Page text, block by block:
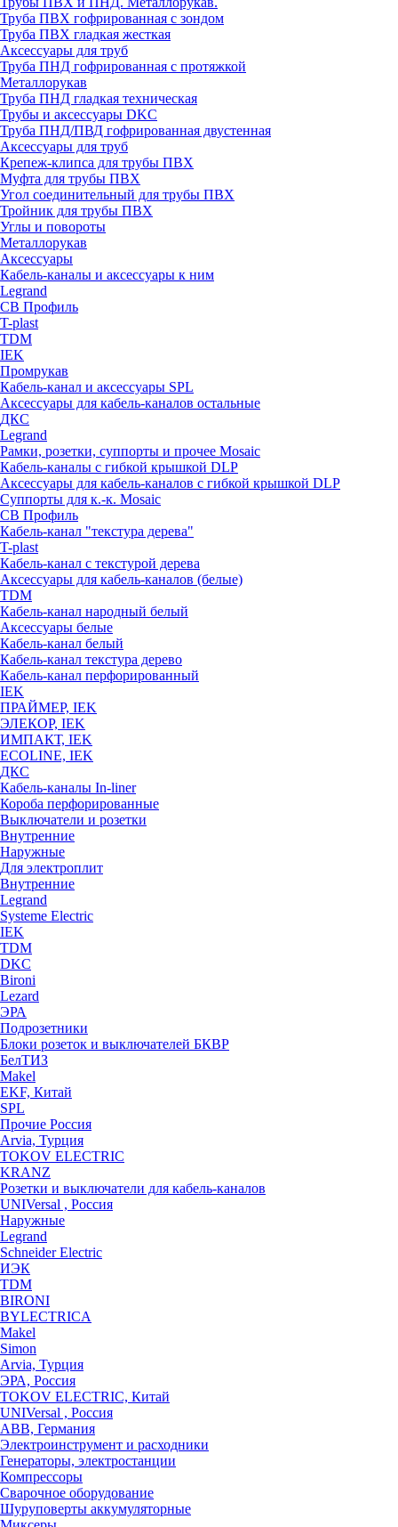
Труба ПВХ гофрированная с зондом
Труба ПВХ гладкая жесткая
Аксессуары для труб
Труба ПНД гофрированная с протяжкой
Металлорукав
Труба ПНД гладкая техническая
Трубы и аксессуары DKC
Труба ПНД/ПВД гофрированная двустенная
Аксессуары для труб
Крепеж-клипса для трубы ПВХ
Муфта для трубы ПВХ
Угол соединительный для трубы ПВХ
Тройник для трубы ПВХ
Углы и повороты
Металлорукав
Аксессуары
Кабель-каналы и аксессуары к ним
Legrand
СВ Профиль
T-plast
TDM
IEK
Промрукав
Кабель-канал и аксессуары SPL
Аксессуары для кабель-каналов остальные
ДКС
Legrand
Рамки, розетки, суппорты и прочее Mosaic
Кабель-каналы с гибкой крышкой DLP
Аксессуары для кабель-каналов с гибкой крышкой DLP
Суппорты для к.-к. Mosaic
СВ Профиль
Кабель-канал "текстура дерева"
T-plast
Кабель-канал с текстурой дерева
Аксессуары для кабель-каналов (белые)
TDM
Кабель-канал народный белый
Аксессуары белые
Кабель-канал белый
Кабель-канал текстура дерево
Кабель-канал перфорированный
IEK
ПРАЙМЕР, IEK
ЭЛЕКОР, IEK
ИМПАКТ, IEK
ECOLINE, IEK
ДКС
Кабель-каналы In-liner
Короба перфорированные
Выключатели и розетки
Внутренние
Наружные
Для электроплит
Внутренние
Legrand
Systeme Electric
IEK
TDM
DKC
Bironi
Lezard
ЭРА
Подрозетники
Блоки розеток и выключателей БКВР
БелТИЗ
Makel
EKF, Китай
SPL
Прочие Россия
Arvia, Турция
TOKOV ELECTRIC
KRANZ
Розетки и выключатели для кабель-каналов
UNIVersal , Россия
Наружные
Legrand
Schneider Electric
ИЭК
TDM
BIRONI
BYLECTRICA
Makel
Simon
Arvia, Турция
ЭРА, Россия
TOKOV ELECTRIC, Китай
UNIVersal , Россия
ABB, Германия
Электроинструмент и расходники
Генераторы, электростанции
Компрессоры
Сварочное оборудование
Шуруповерты аккумуляторные